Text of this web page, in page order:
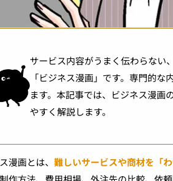
サービス内容がうまく伝わらな
「ビジネス漫画」です。専門的
ます。本記事では、ビジネス漫画
やすく解説します。
漫画とは、 難しいサービスや商材を「